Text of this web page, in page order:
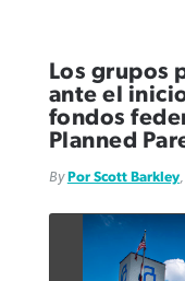
Los grupos
ante el
fondos
Planned
By Por Scott Barkley